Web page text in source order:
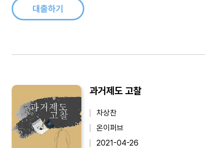
대출하기
과거제도 고찰
차상찬
온이퍼브
2021-04-26